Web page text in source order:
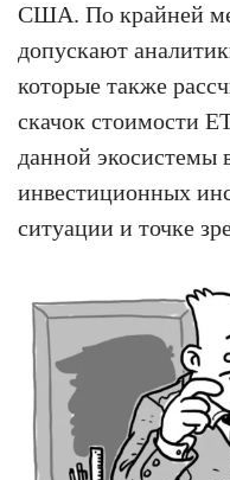
США. По крайней
допускают
которые также
скачок стоимости
данной экосистемы
инвестиционных
ситуации и точке